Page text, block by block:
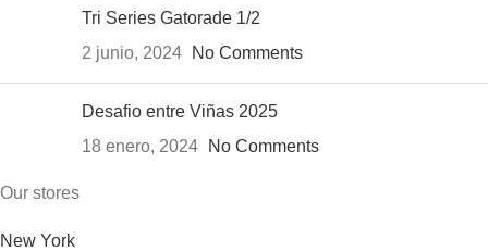
Tri Series Gatorade 1/2
2 junio, 2024
No Comments
Desafio entre Viñas 2025
18 enero, 2024
No Comments
Our stores
New York